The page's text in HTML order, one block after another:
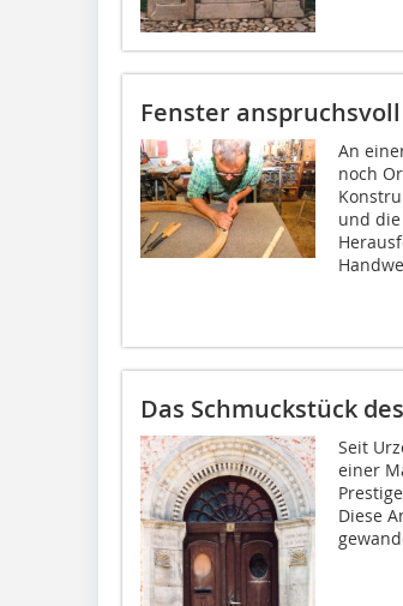
Fenster
An
noch
und
Das Schmuckstück
Seit
einer
Diese